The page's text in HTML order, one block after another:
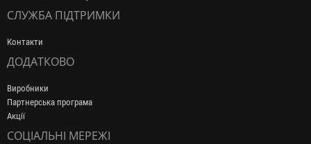
СЛУЖБА ПІДТРИМКИ
Контакти
ДОДАТКОВО
Виробники
Партнерська програма
Акції
СОЦІАЛЬНІ МЕРЕЖІ